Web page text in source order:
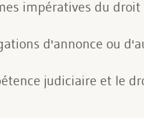
impératives du
d'annonce ou
judiciaire et le